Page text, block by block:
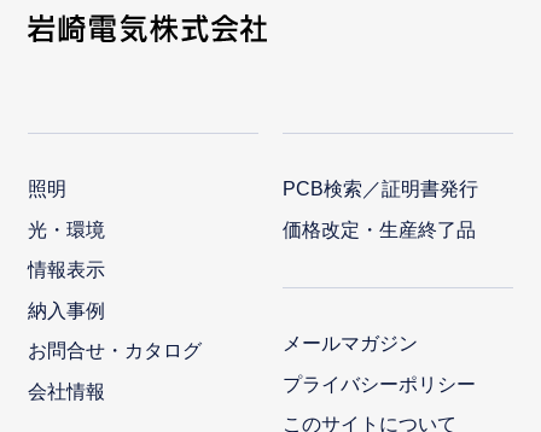
照明
光・環境
情報表示
納入事例
お問合せ・カタログ
会社情報
PCB検索／証明書発行
価格改定・生産終了品
メールマガジン
プライバシーポリシー
このサイトについて